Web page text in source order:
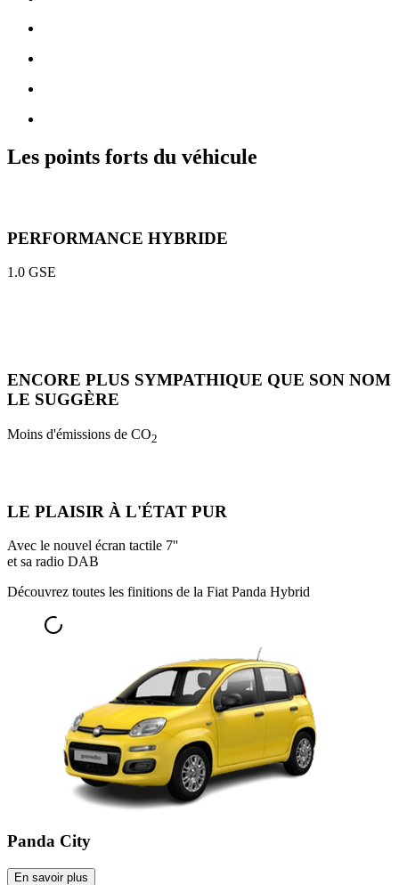
Les points forts du véhicule
PERFORMANCE HYBRIDE
1.0 GSE
ENCORE PLUS SYMPATHIQUE QUE SON NOM
LE SUGGÈRE
Moins d'émissions de CO2
LE PLAISIR À L'ÉTAT PUR
Avec le nouvel écran tactile 7''
et sa radio DAB
Découvrez toutes les finitions de la Fiat Panda Hybrid
Panda City
En savoir plus